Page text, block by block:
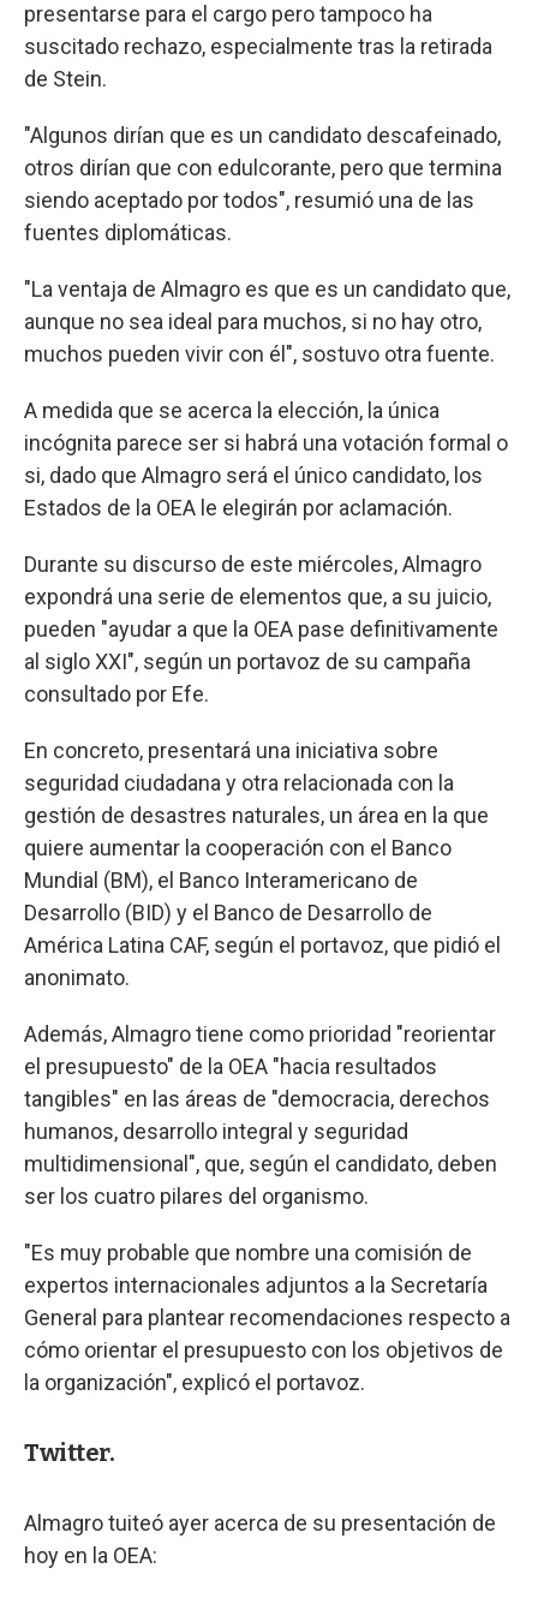
presentarse para el cargo pero tampoco ha
suscitado rechazo, especialmente tras la retirada
de Stein.
"Algunos dirían que es un candidato descafeinado,
otros dirían que con edulcorante, pero que termina
siendo aceptado por todos", resumió una de las
fuentes diplomáticas.
"La ventaja de Almagro es que es un candidato que,
aunque no sea ideal para muchos, si no hay otro,
muchos pueden vivir con él", sostuvo otra fuente.
A medida que se acerca la elección, la única
incógnita parece ser si habrá una votación formal o
si, dado que Almagro será el único candidato, los
Estados de la OEA le elegirán por aclamación.
Durante su discurso de este miércoles, Almagro
expondrá una serie de elementos que, a su juicio,
pueden "ayudar a que la OEA pase definitivamente
al siglo XXI", según un portavoz de su campaña
consultado por Efe.
En concreto, presentará una iniciativa sobre
seguridad ciudadana y otra relacionada con la
gestión de desastres naturales, un área en la que
quiere aumentar la cooperación con el Banco
Mundial (BM), el Banco Interamericano de
Desarrollo (BID) y el Banco de Desarrollo de
América Latina CAF, según el portavoz, que pidió el
anonimato.
Además, Almagro tiene como prioridad "reorientar
el presupuesto" de la OEA "hacia resultados
tangibles" en las áreas de "democracia, derechos
humanos, desarrollo integral y seguridad
multidimensional", que, según el candidato, deben
ser los cuatro pilares del organismo.
"Es muy probable que nombre una comisión de
expertos internacionales adjuntos a la Secretaría
General para plantear recomendaciones respecto a
cómo orientar el presupuesto con los objetivos de
la organización", explicó el portavoz.
Twitter.
Almagro tuiteó ayer acerca de su presentación de
hoy en la OEA: